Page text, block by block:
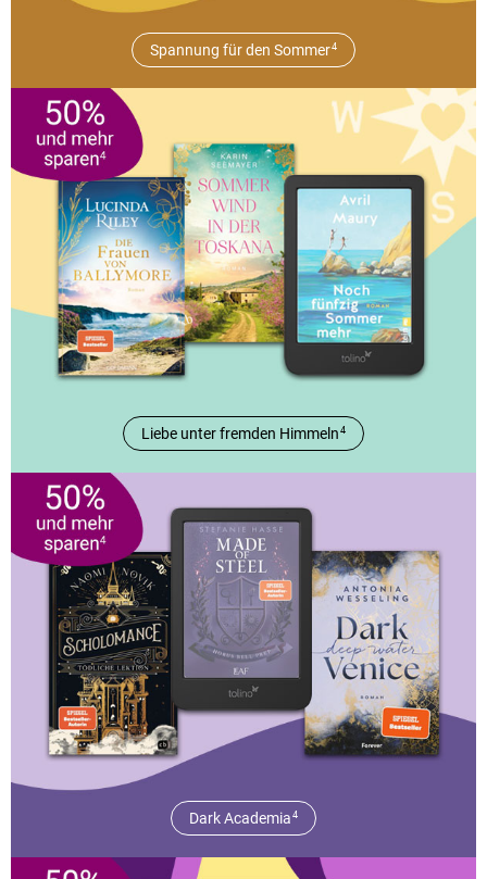
Spannung für den Sommer4
Liebe unter fremden Himmeln 4
Dark Academia 4